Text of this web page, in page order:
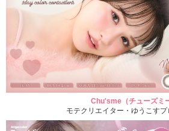
Chu'sme（チューズミ
モテクリエイター・ゆうこすプ